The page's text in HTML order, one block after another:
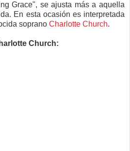
Grace", se ajusta más a aquella
En esta ocasión es interpretada
soprano Charlotte Church.
Church: